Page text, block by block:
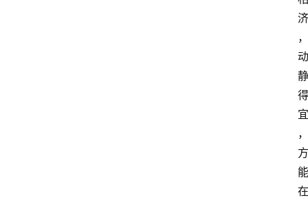
济
，
动
静
得
宜
，
方
能
在